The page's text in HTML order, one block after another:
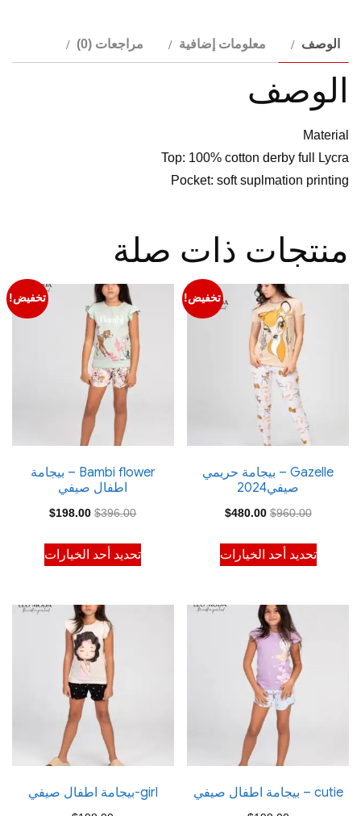
اطفال
صيفي
الوصف معلومات إضافية مراجعات (0)
الوصف
Material
Top: 100% cotton derby full Lycra
Pocket: soft suplmation printing
منتجات ذات صلة
تخفيض!
Gazelle – بيجامة حريمي
صيفي2024
$960.00
السعر
هو:
$480.00 السعر
هو:تحديد أحد الخيارات
هناك
العديد
الأشكال
على
صفحة
تخفيض!
Bambi flower – بيجامة
اطفال صيفي
$396.00
السعر
هو:
$198.00 السعر
هو:تحديد أحد الخيارات
هناك
العديد
الأشكال
على
صفحة
cutie – بيجامة اطفال صيفي girl-بيجامة اطفال صيفي